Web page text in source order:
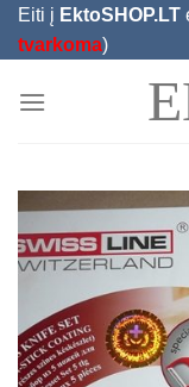
Skip
Eiti į EktoSHOP.LT
tvarkoma)